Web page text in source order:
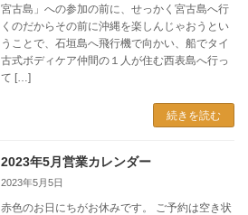
宮古島」への参加の前に、せっかく宮古島へ行
くのだからその前に沖縄を楽しんじゃおうとい
うことで、石垣島へ飛行機で向かい、船でタイ
古式ボディケア仲間の１人が住む西表島へ行っ
て […]
続きを読む
2023年5月営業カレンダー
2023年5月5日
赤色のお日にちがお休みです。 ご予約は空き状